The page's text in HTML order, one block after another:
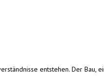
entstehen. Der Bau,